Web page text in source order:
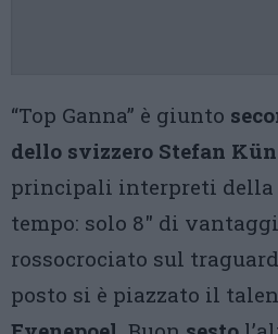
“Top Ganna” è giunto
dello svizzero Stefan
principali interpreti della
tempo: solo 8″ di
rossocrociato sul
posto si è piazzato il